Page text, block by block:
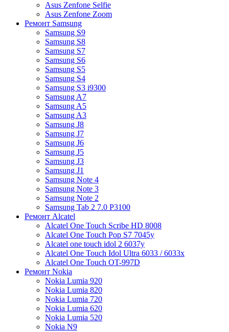
Asus Zenfone Selfie
Asus Zenfone Zoom
Ремонт Samsung
Samsung S9
Samsung S8
Samsung S7
Samsung S6
Samsung S5
Samsung S4
Samsung S3 i9300
Samsung A7
Samsung A5
Samsung A3
Samsung J8
Samsung J7
Samsung J6
Samsung J5
Samsung J3
Samsung J1
Samsung Note 4
Samsung Note 3
Samsung Note 2
Samsung Tab 2 7.0 P3100
Ремонт Alcatel
Alcatel One Touch Scribe HD 8008
Alcatel One Touch Pop S7 7045y
Alcatel one touch idol 2 6037y
Alcatel One Touch Idol Ultra 6033 / 6033x
Alcatel One Touch OT-997D
Ремонт Nokia
Nokia Lumia 920
Nokia Lumia 820
Nokia Lumia 720
Nokia Lumia 620
Nokia Lumia 520
Nokia N9